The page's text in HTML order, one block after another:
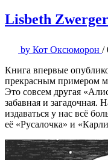
Lisbeth
by Кот Оксюморон /
Книга впервые
прекрасным примером
Это совсем другая
забавная и загадочная.
издаваться у нас всё
её «Русалочка» и